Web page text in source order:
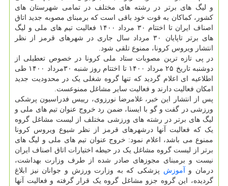
و لیگ های برتر در رشته های مختلف در تمامی شهرستان های
کشور، کماکان به قوت خود باقی است که برمبنای مصوبه جدید اتاق
اصناف ایران تا اختتام ۳۰ مرداد ۱۴۰۰ فعالیت تیم های ملی و لیگ
های برتر تاپایان ۳۰ مرداد سال جاری در شهرهای قرمز از نظر
انتشار ویروس کرونا، ممنوع تلقی شود.
در پی تازه ترین مصوبات ستاد ملی کرونا در خصوص تعطیلی از
دوشنبه تاریخ ۲۵ مرداد ۱۴۰۰ تا اختتام روز شنبه ۳۰مرداد ۱۴۰۰ طی
اطلاعیه ای اعلام گردید که تنها گروه شغلی یک در محدودیت جدید
امکان فعالیت دارند و فعالیت سایر مشاغل ممنوعست.
پس از انتشار این خبر، غلامرضا نورزوی، رییس فدراسیون پرشکی
ورزشی در گفت و گو با ایسنا، ضمن رد خروج عنوان تیم های ملی و
لیگ های برتر در رشته های ورزشی مختلف از لیست مشاغل گروه
یک که فعالیت آنها درشهرهای قرمز از نظر شیوع ویروس کرونا
ممنوع می باشد، اعلام نمود: خروج عنوان تیم های ملی و لیگ های
برتر از لیست گروه مشاغل یک در حیطه اختیارات اتاق اصناف ایران
نیست و برمبنای مجوزهای صادر شده از طرف وزارت بهداشت،
درمان و
آموزش پزشکی که به وزارت ورزش و جوانان نیز ابلاغ
گردیده، این گروه جزو مشاغل گروه یک قرار گرفته و فعالیت آنها